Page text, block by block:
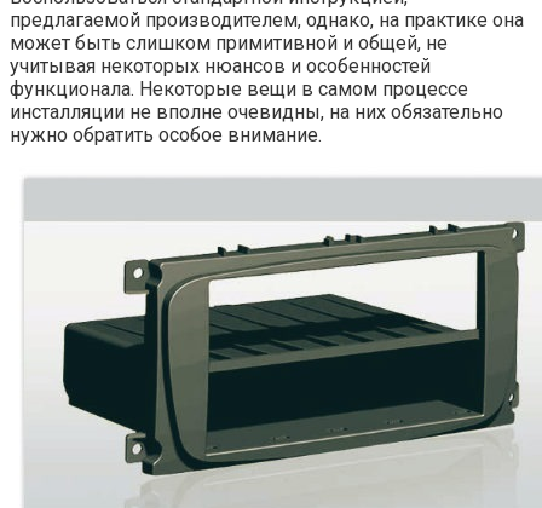
предлагаемой производителем, однако, на практике она
может быть слишком примитивной и общей, не
учитывая некоторых нюансов и особенностей
функционала. Некоторые вещи в самом процессе
инсталляции не вполне очевидны, на них обязательно
нужно обратить особое внимание.